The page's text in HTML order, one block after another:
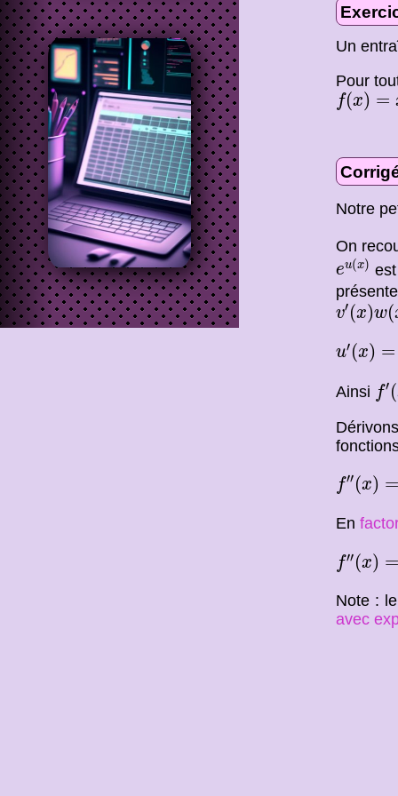
Un
Pour
f(x) =
f(x)= xx.
Notre
On
eu(x)
eu(x)
v′(x)w(
v′(x)w(x
u′(x) =
′(x )=
Ainsi f′(
′(x
f′′(x) =
″(x =
En
f′′(x) =
″(x =
Note :
avec